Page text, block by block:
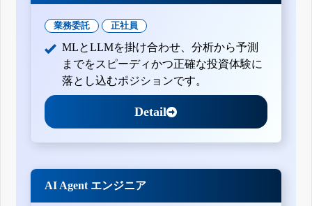
業務委託 正社員
MLとLLMを掛け合わせ、分析から予測
までをスピーディかつ正確な投資体験に
落とし込むポジションです。
Detail
AI Agent エンジニア